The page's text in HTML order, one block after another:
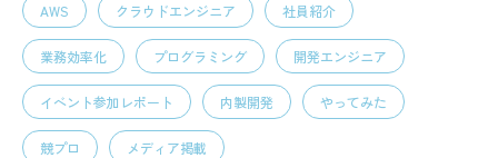
AWS クラウドエンジニア 社員紹介
業務効率化 プログラミング 開発エンジニア
イベント参加レポート 内製開発 やってみた
競プロ メディア掲載